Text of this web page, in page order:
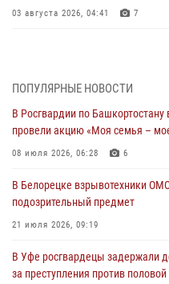
03 августа 2026, 04:41 7
03 августа 2026, 04:30 8
В Башкирии росгвардейцы
открытом воздухе
03 августа 2026, 04:29
В Уфе росгвардейцы по
подозреваемого в открытом
03 августа 2026, 04:15
Начальник отделения учёта и
Башкортостана ответил на
ПОПУЛЯРНЫЕ НОВОСТИ
В Росгвардии по
провели акцию «Моя семья –
08 июля 2026, 06:28 6
В Белорецке взрывотехники
подозрительный предмет
21 июля 2026, 09:19
В Уфе росгвардецы задержали
за преступления против